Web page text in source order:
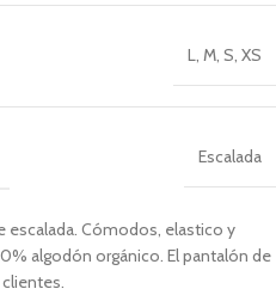
L, M, S, XS
Escalada
escalada. Cómodos, elastico y
algodón orgánico. El pantalón de